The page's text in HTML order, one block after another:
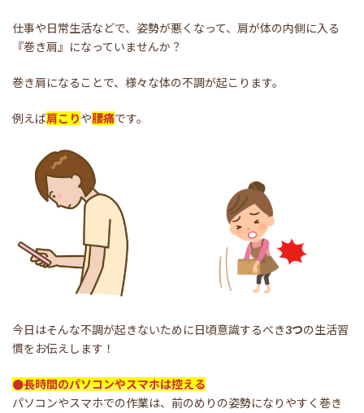
仕事や日常生活などで、姿勢が悪くなって、肩が体の内側に入る
『巻き肩』になっていませんか？
巻き肩になることで、様々な体の不調が起こります。
例えば肩こりや腰痛です。
今日はそんな不調が起きないために日頃意識するべき3つの生活習
慣をお伝えします！
●長時間のパソコンやスマホは控える
パソコンやスマホでの作業は、前のめりの姿勢になりやすく巻き